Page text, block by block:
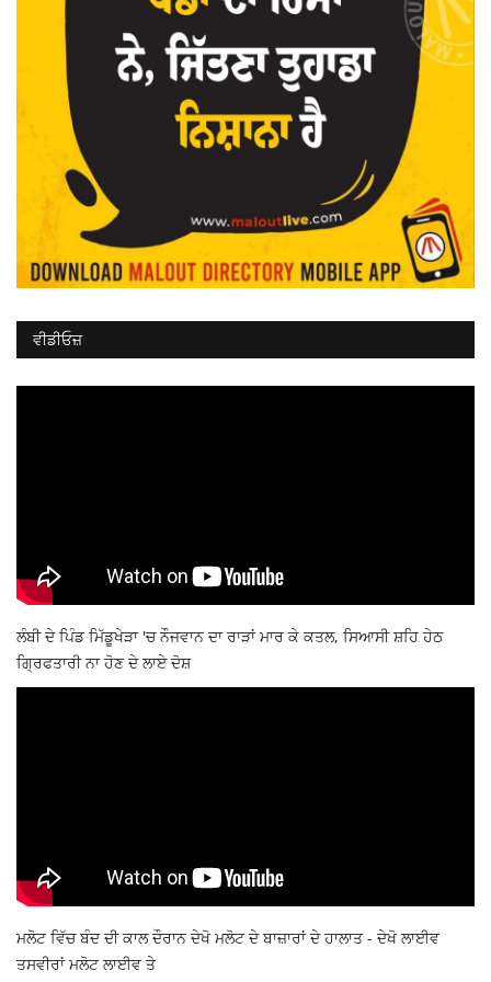
ਵੀਡੀਓਜ਼
ਲੰਬੀ ਦੇ ਪਿੰਡ ਮਿੱਡੂਖੇੜਾ 'ਚ ਨੌਜਵਾਨ ਦਾ ਰਾੜਾਂ ਮਾਰ ਕੇ ਕਤਲ, ਸਿਆਸੀ ਸ਼ਹਿ ਹੇਠ
ਗ੍ਰਿਫਤਾਰੀ ਨਾ ਹੋਣ ਦੇ ਲਾਏ ਦੋਸ਼
ਮਲੋਟ ਵਿੱਚ ਬੰਦ ਦੀ ਕਾਲ ਦੌਰਾਨ ਦੇਖੋ ਮਲੋਟ ਦੇ ਬਾਜ਼ਾਰਾਂ ਦੇ ਹਾਲਾਤ - ਦੇਖੋ ਲਾਈਵ
ਤਸਵੀਰਾਂ ਮਲੋਟ ਲਾਈਵ ਤੇ